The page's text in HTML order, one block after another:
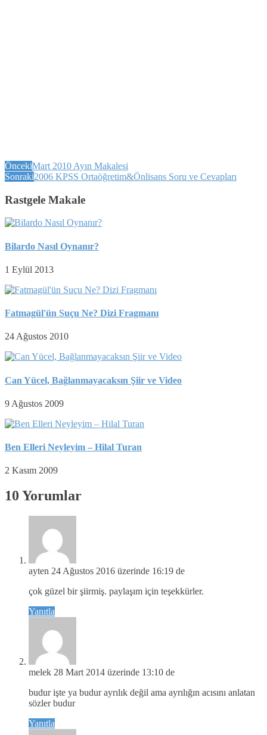
ÖncekiMart 2010 Ayın Makalesi
Sonraki2006 KPSS Ortaöğretim&Önlisans Soru ve Cevapları
Rastgele Makale
Bilardo Nasıl Oynanır?
1 Eylül 2013
Fatmagül'ün Suçu Ne? Dizi Fragmanı
24 Ağustos 2010
Can Yücel, Bağlanmayacaksın Şiir ve Video
9 Ağustos 2009
Ben Elleri Neyleyim – Hilal Turan
2 Kasım 2009
10 Yorumlar
ayten 24 Ağustos 2016 üzerinde 16:19 de
çok güzel bir şiirmiş. paylaşım için teşekkürler.
Yanıtla
melek 28 Mart 2014 üzerinde 13:10 de
budur işte ya budur ayrılık değil ama ayrılığın acısını anlatan
sözler budur
Yanıtla